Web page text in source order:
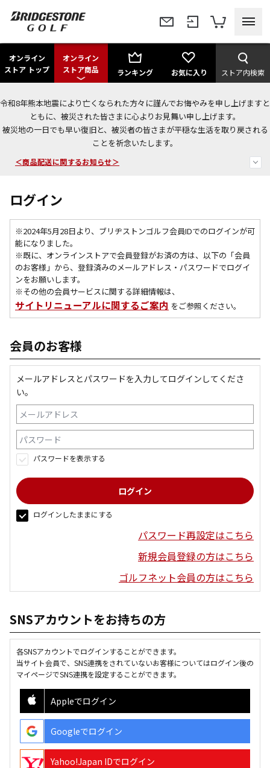
オンライン
ストア トップ
オンライン
ストア商品
ランキング お気に入り ストア内検索
令和8年熊本地震により亡くなられた方々に謹んでお悔やみを申し上げますと
ともに、被災された皆さまに心よりお見舞い申し上げます。
被災地の一日でも早い復旧と、被災者の皆さまが平穏な生活を取り戻される
ことを祈念いたします。
今なら新規会員登録で1,000円OFFクーポンプレゼント！
ログイン
※2024年5月28日より、ブリヂストンゴルフ会員IDでのログインが可
能になりました。
※既に、 オンラインストアで会員登録がお済の方は、以下の「会員
のお客様」から、登録済みのメールアドレス・パスワードでログイ
ンをお願いします。
※その他の会員サービスに関する詳細情報は、
サイトリニューアルに関するご案内 をご参照ください。
会員のお客様
メールアドレスとパスワードを入力してログインしてくださ
い。
パスワードを表示する
ログインしたままにする
パスワード再設定はこちら
新規会員登録の方はこちら
ゴルフネット会員の方はこちら
SNSアカウントをお持ちの方
各SNSアカウントでログインすることができます。
当サイト会員で、SNS連携をされていないお客様についてはログイン後の
マイページでSNS連携を設定することができます。
Appleでログイン
Googleでログイン
Yahoo!Japan IDでログイン